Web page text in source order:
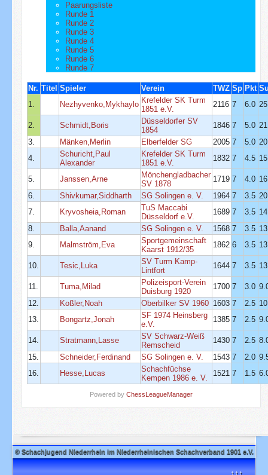
© Schachjugend Niederrhein im Niederrheinischen Schachverband 1901 e.V.
↑↑↑
Paarungsliste
Runde 1
Runde 2
Runde 3
Runde 4
Runde 5
Runde 6
Runde 7
Nr. Titel Spieler Verein TWZ Sp Pkt
1.
Nezhyvenko,Mykhaylo Krefelder SK Turm
1851 e.V.
2116 7 6.0
2. Schmidt,Boris
Düsseldorfer SV
1854
1846 7 5.0
3.
Mänken,Merlin Elberfelder SG 2005 7 5.0
4.
Schuricht,Paul
Alexander
Krefelder SK Turm
1851 e.V.
1832 7 4.5
5. Janssen,Arne
Mönchengladbacher
SV 1878
1719 7 4.0
6.
Shivkumar,Siddharth SG Solingen e. V. 1964 7 3.5
7.
Kryvosheia,Roman
TuS Maccabi
Düsseldorf e.V.
1689 7 3.5
8.
Balla,Aanand SG Solingen e. V. 1568 7 3.5
9.
Malmström,Eva
Sportgemeinschaft
Kaarst 1912/35
1862 6 3.5
10. Tesic,Luka
SV Turm Kamp-
Lintfort
1644 7 3.5
11. Tuma,Milad
Polizeisport-Verein
Duisburg 1920
1700 7 3.0
12.
Koßler,Noah Oberbilker SV 1960 1603 7 2.5
13.
Bongartz,Jonah
SF 1974 Heinsberg
e.V.
1385 7 2.5
14. Stratmann,Lasse
SV Schwarz-Weiß
Remscheid
1430 7 2.5
15.
Schneider,Ferdinand SG Solingen e. V. 1543 7 2.0
16.
Hesse,Lucas
Schachfüchse
Kempen 1986 e. V.
1521 7 1.5
Powered by ChessLeagueManager